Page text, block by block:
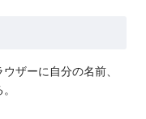
ザーに自分の名前、